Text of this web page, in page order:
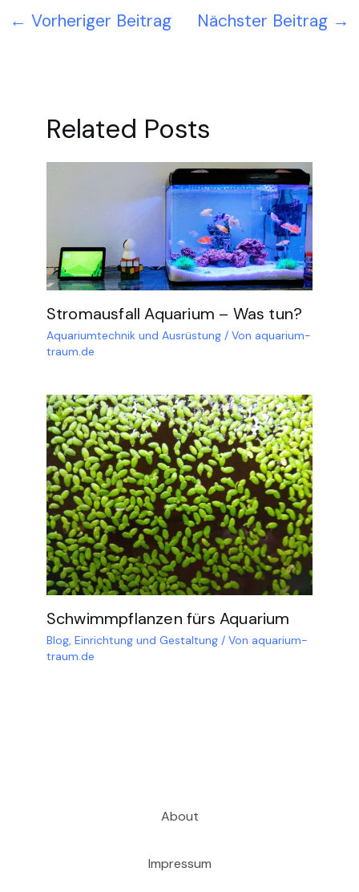
← Vorheriger Beitrag Nächster Beitrag →
Related Posts
Stromausfall Aquarium – Was tun?
Aquariumtechnik und Ausrüstung/ Von aquarium-
traum.de
Schwimmpflanzen fürs Aquarium
Blog, Einrichtung und Gestaltung/ Von aquarium-
traum.de
About
Impressum